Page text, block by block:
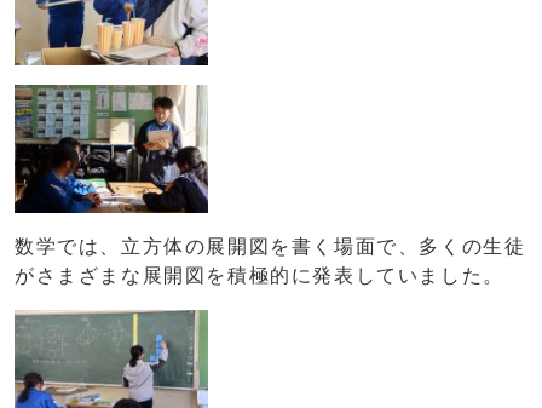
数学では、立方体の展開図を書く場面で、多くの生徒
がさまざまな展開図を積極的に発表していました。